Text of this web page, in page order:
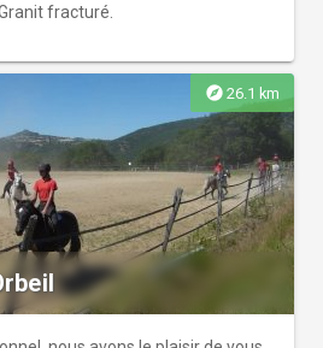
fracturé.
explore 26.1 km